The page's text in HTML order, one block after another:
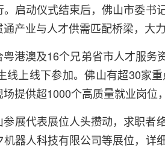
启动仪式结束后，佛山市委
产业与人才供需匹配桥梁，大
港澳及16个兄弟省市人才服
线上线下参加。佛山有超30家
提供超1000个高质量就业岗
参展代表展位人头攒动，求职者
器人科技有限公司等展位，